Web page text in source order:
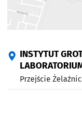
INSTYTUT
Przejście